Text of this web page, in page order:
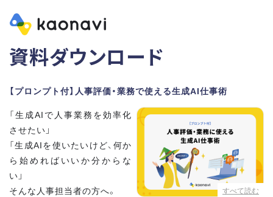
資料ダウンロード
【プロンプト付】人事評価・業務で使える生成AI仕事術
すべて読む
「生成AIで人事業務を効率化
させたい」
「生成AIを使いたいけど、何か
ら始めればいいか分からな
い」
そんな人事担当者の方へ。